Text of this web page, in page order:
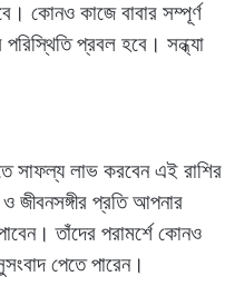
কোনও কাজে বাবার সম্পূর্ণ
প্রবল হবে। সন্ধ্যা
সাফল্য লাভ করবেন এই রাশির
জীবনসঙ্গীর প্রতি আপনার
তাঁদের পরামর্শে কোনও
পেতে পারেন।